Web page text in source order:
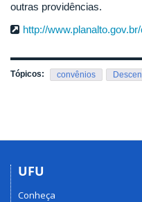
outras providências.
http://
Tópicos: convênios
UFU
Conheça